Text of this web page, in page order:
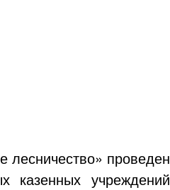
проведен
казенных учреждений